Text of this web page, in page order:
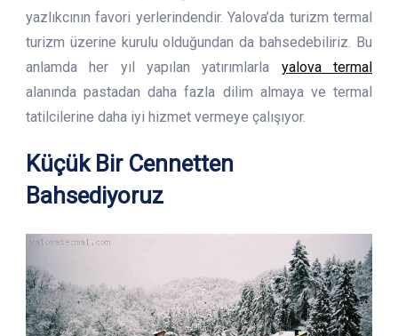
yazlıkcının favori yerlerindendir. Yalova’da turizm termal
turizm üzerine kurulu olduğundan da bahsedebiliriz. Bu
anlamda her yıl yapılan yatırımlarla yalova termal
alanında pastadan daha fazla dilim almaya ve termal
tatilcilerine daha iyi hizmet vermeye çalışıyor.
Küçük Bir Cennetten
Bahsediyoruz